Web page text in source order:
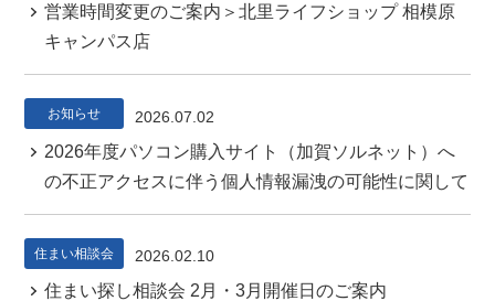
営業時間変更のご案内＞北里ライフショップ 相模原
キャンパス店
お知らせ 2026.07.02
2026年度パソコン購入サイト（加賀ソルネット）へ
の不正アクセスに伴う個人情報漏洩の可能性に関して
住まい相談会 2026.02.10
住まい探し相談会 2月・3月開催日のご案内